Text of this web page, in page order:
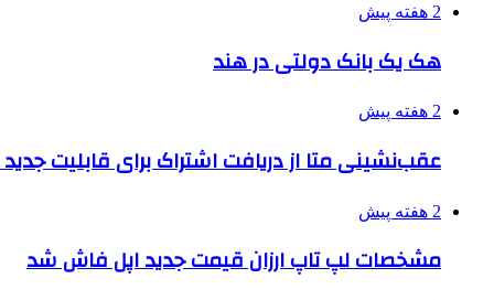
2 هفته پیش
هک یک بانک دولتی در هند
2 هفته پیش
عقب‌نشینی متا از دریافت اشتراک برای قابلیت
2 هفته پیش
مشخصات لپ تاپ ارزان قیمت جدید اپل فاش شد